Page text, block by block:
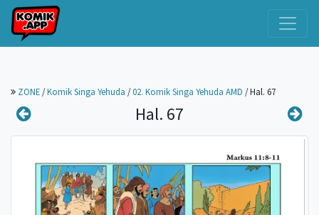
ZONE /Komik Singa Yehuda /02. Komik Singa Yehuda AMD /Hal. 67
Hal. 67